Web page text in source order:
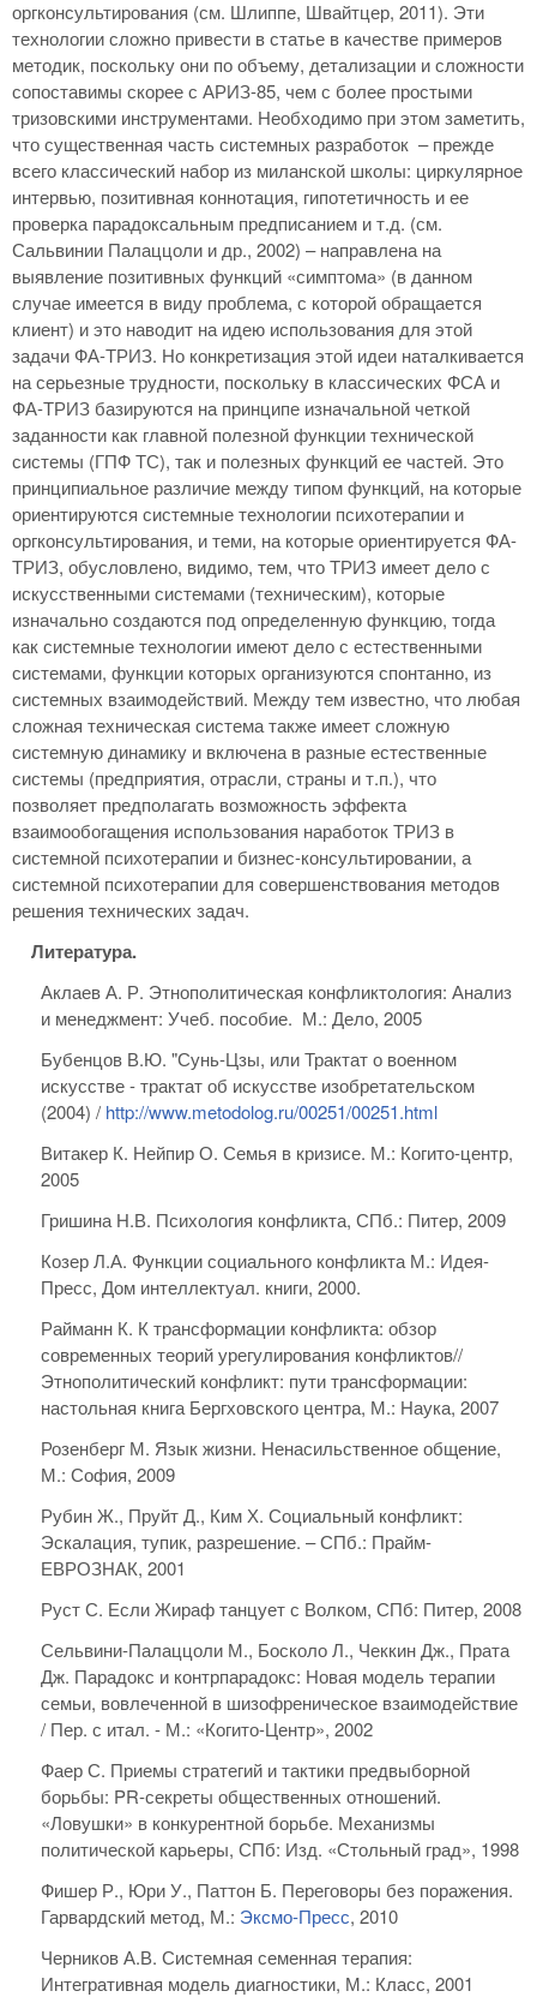
оргконсультирования (см. Шлиппе, Швайтцер, 2011). Эти
технологии сложно привести в статье в качестве примеров
методик, поскольку они по объему, детализации и сложности
сопоставимы скорее с АРИЗ-85, чем с более простыми
тризовскими инструментами. Необходимо при этом заметить,
что существенная часть системных разработок – прежде
всего классический набор из миланской школы: циркулярное
интервью, позитивная коннотация, гипотетичность и ее
проверка парадоксальным предписанием и т.д. (см.
Сальвинии Палаццоли и др., 2002) – направлена на
выявление позитивных функций «симптома» (в данном
случае имеется в виду проблема, с которой обращается
клиент) и это наводит на идею использования для этой
задачи ФА-ТРИЗ. Но конкретизация этой идеи наталкивается
на серьезные трудности, поскольку в классических ФСА и
ФА-ТРИЗ базируются на принципе изначальной четкой
заданности как главной полезной функции технической
системы (ГПФ ТС), так и полезных функций ее частей. Это
принципиальное различие между типом функций, на которые
ориентируются системные технологии психотерапии и
оргконсультирования, и теми, на которые ориентируется ФА-
ТРИЗ, обусловлено, видимо, тем, что ТРИЗ имеет дело с
искусственными системами (техническим), которые
изначально создаются под определенную функцию, тогда
как системные технологии имеют дело с естественными
системами, функции которых организуются спонтанно, из
системных взаимодействий. Между тем известно, что любая
сложная техническая система также имеет сложную
системную динамику и включена в разные естественные
системы (предприятия, отрасли, страны и т.п.), что
позволяет предполагать возможность эффекта
взаимообогащения использования наработок ТРИЗ в
системной психотерапии и бизнес-консультировании, а
системной психотерапии для совершенствования методов
решения технических задач.
Литература.
Аклаев А. Р. Этнополитическая конфликтология: Анализ
и менеджмент: Учеб. пособие. М.: Дело, 2005
Бубенцов В.Ю. "Сунь-Цзы, или Трактат о военном
искусстве - трактат об искусстве изобретательском
(2004) / http://www.metodolog.ru/00251/00251.html
Витакер К. Нейпир О. Семья в кризисе. М.: Когито-центр,
2005
Гришина Н.В. Психология конфликта, СПб.: Питер, 2009
Козер Л.А. Функции социального конфликта М.: Идея-
Пресс, Дом интеллектуал. книги, 2000.
Райманн К. К трансформации конфликта: обзор
современных теорий урегулирования конфликтов//
Этнополитический конфликт: пути трансформации:
настольная книга Бергховского центра, М.: Наука, 2007
Розенберг М. Язык жизни. Ненасильственное общение,
М.: София, 2009
Рубин Ж., Пруйт Д., Ким Х. Социальный конфликт:
Эскалация, тупик, разрешение. – СПб.: Прайм-
ЕВРОЗНАК, 2001
Руст С. Если Жираф танцует с Волком, СПб: Питер, 2008
Сельвини-Палаццоли М., Босколо Л., Чеккин Дж., Прата
Дж. Парадокс и контрпарадокс: Новая модель терапии
семьи, вовлеченной в шизофреническое взаимодействие
/ Пер. с итал. - М.: «Когито-Центр», 2002
Фаер С. Приемы стратегий и тактики предвыборной
борьбы: PR-секреты общественных отношений.
«Ловушки» в конкурентной борьбе. Механизмы
политической карьеры, СПб: Изд. «Стольный град», 1998
Фишер Р., Юри У., Паттон Б. Переговоры без поражения.
Гарвардский метод, М.: Эксмо-Пресс, 2010
Черников А.В. Системная семенная терапия:
Интегративная модель диагностики, М.: Класс, 2001